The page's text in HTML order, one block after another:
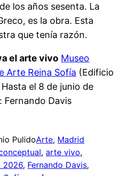
los años sesenta. La
es la obra. Esta
que tenía razón.
el arte vivo Museo
Arte Reina Sofía (Edificio
el 8 de junio de
Fernando Davis
PulidoArte, Madrid
, arte vivo
2026, Fernando Davis